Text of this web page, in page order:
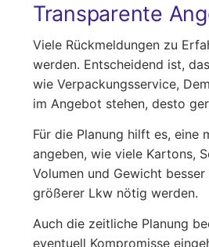
Transparente
Viele Rückmeldungen zu
werden. Entscheidend ist,
wie Verpackungsservice,
im Angebot stehen, desto
Für die Planung hilft es,
angeben, wie viele Kartons,
Volumen und Gewicht
größerer Lkw nötig werden.
Auch die zeitliche Planung
eventuell Kompromisse